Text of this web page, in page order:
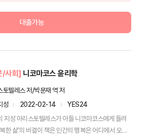
대출가능
/사회] 니코마코스 윤리학
토텔레스 저/박문재 역 저
성
2022-02-14
YES24
지성 아리스토텔레스가 아들 니코마코스에게 들려
한 삶’의 비결이 책은 인간의 행복은 어디에서 오고,